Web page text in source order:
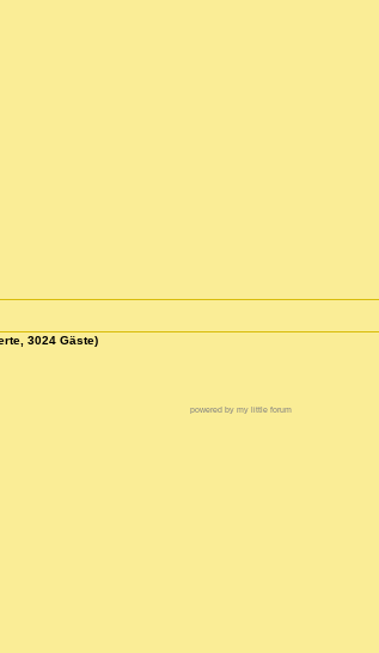
3024 Gäste)
powered by my little forum